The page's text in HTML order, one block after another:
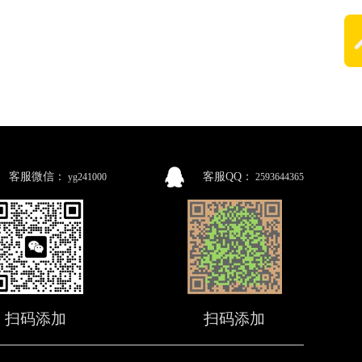
客服微信： yg241000
扫码添加
客服QQ： 2593644365
扫码添加